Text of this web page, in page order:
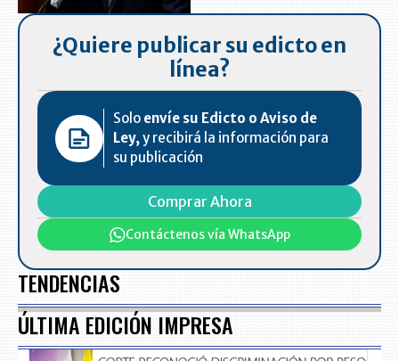
¿Quiere publicar su edicto en
línea?
Solo envíe su Edicto o Aviso de
Ley,y recibirá la información para
su publicación
Comprar Ahora
Contáctenos vía WhatsApp
TENDENCIAS
ÚLTIMA EDICIÓN IMPRESA